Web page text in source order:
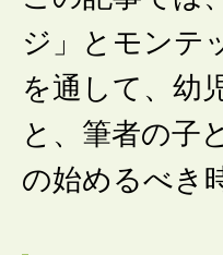
ジ」とモンテ
を通して、幼
と、筆者の子
の始めるべき